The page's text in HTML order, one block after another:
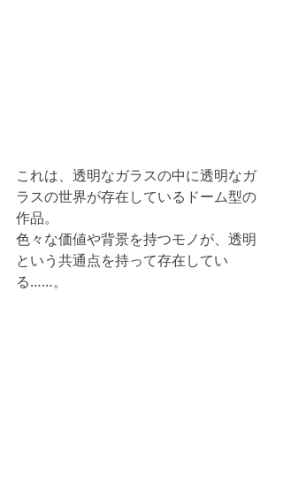
これは、透明なガラスの中に透明なガ
ラスの世界が存在しているドーム型の
作品。
色々な価値や背景を持つモノが、透明
という共通点を持って存在してい
る……。